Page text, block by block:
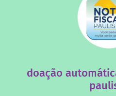
doação
saiba